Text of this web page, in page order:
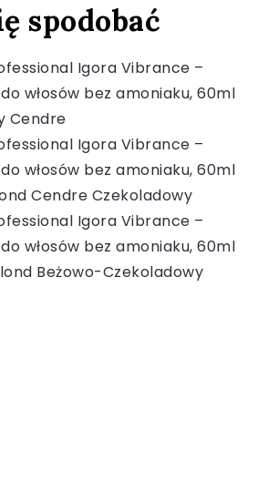
spodobać
Igora Vibrance –
włosów bez amoniaku, 60ml
Cendre
Igora Vibrance –
włosów bez amoniaku, 60ml
Cendre Czekoladowy
Igora Vibrance –
włosów bez amoniaku, 60ml
Beżowo-Czekoladowy